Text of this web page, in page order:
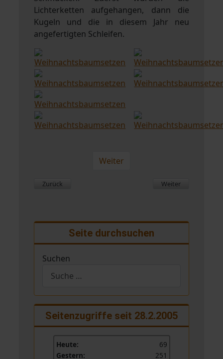
Lichterketten aufgehangen, dann die
Kugeln und die in diesem Jahr neu
angefertigten Schleifen.
Weiter
Vorheriger Beitrag: Weihnachtsfeier im Frauentreff 2015
Zurück Nächster Beitrag:
Weiter
Seite durchsuchen
Suchen
Seitenzugriffe seit 28.2.2005
Heute:
69
Gestern:
251